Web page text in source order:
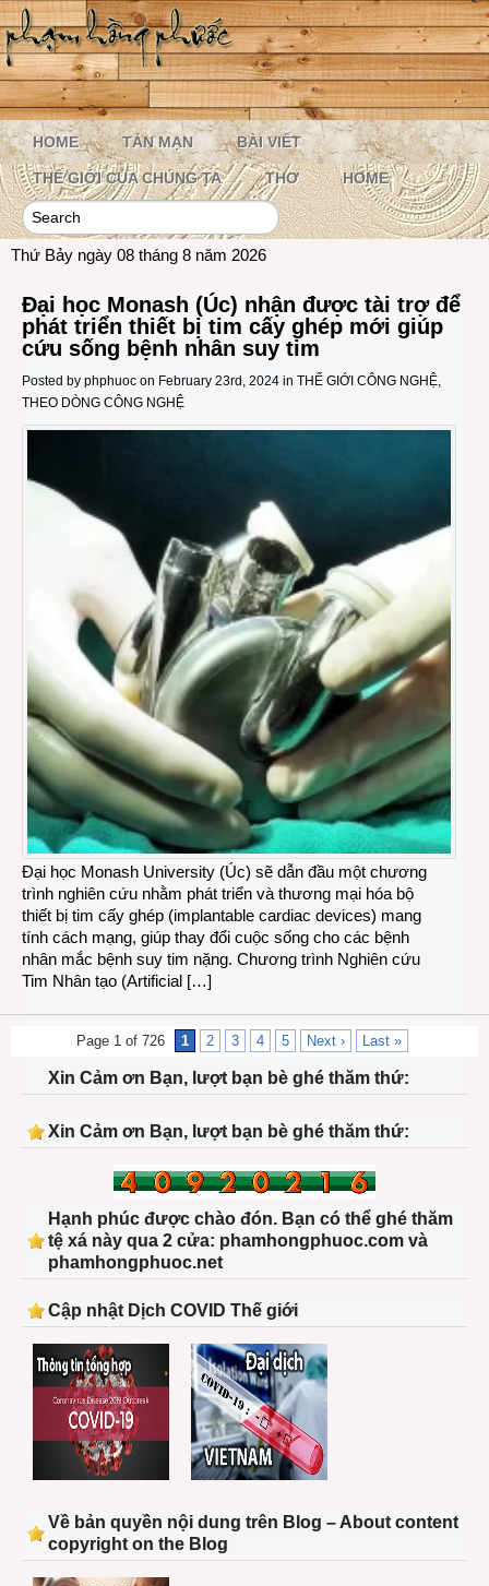
HOME TẢN MẠN BÀI VIẾT
THẾ GIỚI CỦA CHÚNG TA THƠ HOME
Thứ Bảy ngày 08 tháng 8 năm 2026
Đại học Monash (Úc) nhận được tài trợ để
phát triển thiết bị tim cấy ghép mới giúp
cứu sống bệnh nhân suy tim
Posted by phphuoc on February 23rd, 2024 in THẾ GIỚI CÔNG NGHỆ,
THEO DÒNG CÔNG NGHỆ
Đại học Monash University (Úc) sẽ dẫn đầu một chương
trình nghiên cứu nhằm phát triển và thương mại hóa bộ
thiết bị tim cấy ghép (implantable cardiac devices) mang
tính cách mạng, giúp thay đổi cuộc sống cho các bệnh
nhân mắc bệnh suy tim nặng. Chương trình Nghiên cứu
Tim Nhân tạo (Artificial […]
Page 1 of 726 1 2 3 4 5 Next › Last »
Xin Cảm ơn Bạn, lượt bạn bè ghé thăm thứ:
Xin Cảm ơn Bạn, lượt bạn bè ghé thăm thứ:
Hạnh phúc được chào đón. Bạn có thể ghé thăm
tệ xá này qua 2 cửa: phamhongphuoc.com và
phamhongphuoc.net
Cập nhật Dịch COVID Thế giới
Về bản quyền nội dung trên Blog – About content
copyright on the Blog